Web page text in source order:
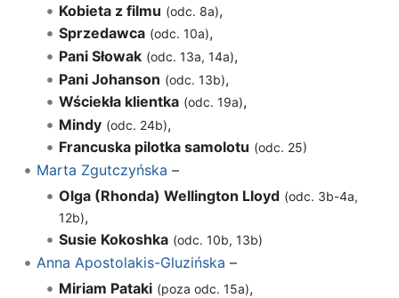
Kobieta z filmu (odc. 8a),
Sprzedawca (odc. 10a),
Pani Słowak (odc. 13a, 14a),
Pani Johanson (odc. 13b),
Wściekła klientka (odc. 19a),
Mindy (odc. 24b),
Francuska pilotka samolotu (odc. 25)
Marta Zgutczyńska –
Olga (Rhonda) Wellington Lloyd (odc. 3b-4a,
12b),
Susie Kokoshka (odc. 10b, 13b)
Anna Apostolakis-Gluzińska –
Miriam Pataki (poza odc. 15a),